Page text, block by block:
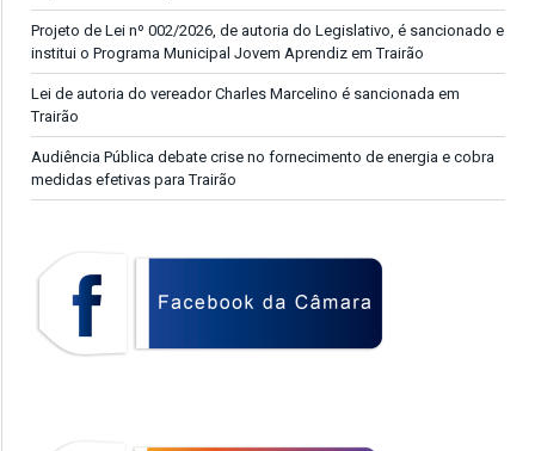
Projeto de Lei nº 002/2026, de autoria do Legislativo, é sancionado e
institui o Programa Municipal Jovem Aprendiz em Trairão
Lei de autoria do vereador Charles Marcelino é sancionada em
Trairão
Audiência Pública debate crise no fornecimento de energia e cobra
medidas efetivas para Trairão